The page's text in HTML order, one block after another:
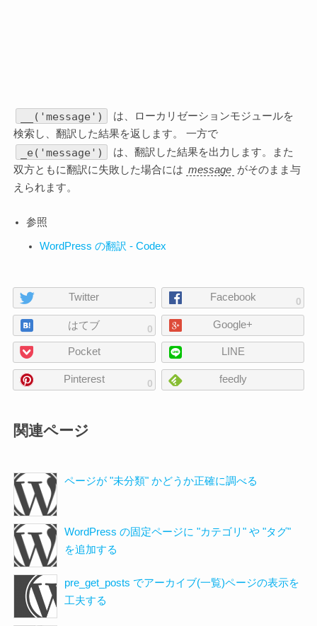
__('message')
は、ローカリゼーションモジュールを
検索し、翻訳した結果を返します。 一方で
_e('message')
は、翻訳した結果を出力します。また
双方ともに翻訳に失敗した場合には message がそのまま与
えられます。
参照
WordPress の翻訳 - Codex
ペ
ー
ジ
の
シ
ェ
-
Twitter 0
Facebook
0
はてブ Google+
Pocket LINE
0
Pinterest feedly
関連ページ
ページが "未分類" かどうか正確に調べる
WordPress の固定ページに "カテゴリ" や "タグ"
を追加する
pre_get_posts でアーカイブ(一覧)ページの表示を
工夫する